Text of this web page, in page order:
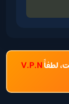
لطفاًV.P.N